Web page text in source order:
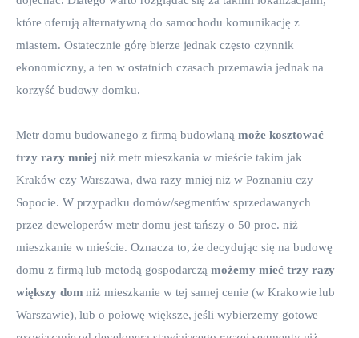
które oferują alternatywną do samochodu komunikację z
miastem. Ostatecznie górę bierze jednak często czynnik
ekonomiczny, a ten w ostatnich czasach przemawia jednak na
korzyść budowy domku.
Metr domu budowanego z firmą budowlaną może kosztować
trzy razy mniej niż metr mieszkania w mieście takim jak
Kraków czy Warszawa, dwa razy mniej niż w Poznaniu czy
Sopocie. W przypadku domów/segmentów sprzedawanych
przez deweloperów metr domu jest tańszy o 50 proc. niż
mieszkanie w mieście. Oznacza to, że decydując się na budowę
domu z firmą lub metodą gospodarczą możemy mieć trzy razy
większy dom niż mieszkanie w tej samej cenie (w Krakowie lub
Warszawie), lub o połowę większe, jeśli wybierzemy gotowe